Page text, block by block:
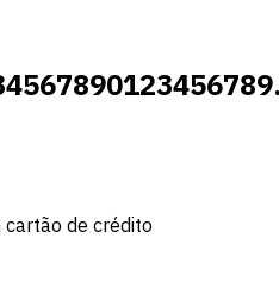
4567890123456789
cartão de crédito